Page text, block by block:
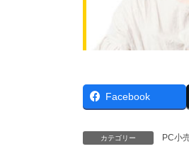
Facebook
カテゴリー PC小